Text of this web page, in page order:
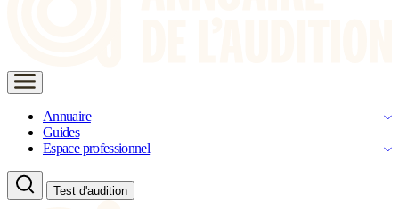
Annuaire
Guides
Espace professionnel
Test d'audition